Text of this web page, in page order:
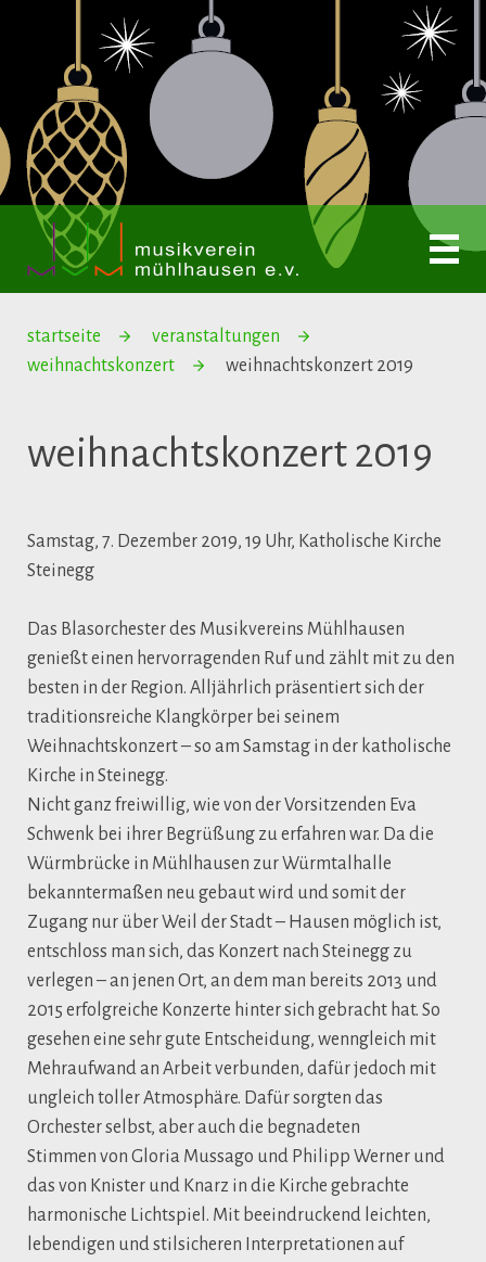
startseite
veranstaltungen
weihnachtskonzert
weihnachtskonzert 2019
weihnachtskonzert 2019
Samstag, 7. Dezember 2019, 19 Uhr, Katholische Kirche
Steinegg
Das Blasorchester des Musikvereins Mühlhausen
genießt einen hervorragenden Ruf und zählt mit zu den
besten in der Region. Alljährlich präsentiert sich der
traditionsreiche Klangkörper bei seinem
Weihnachtskonzert – so am Samstag in der katholische
Kirche in Steinegg.
Nicht ganz freiwillig, wie von der Vorsitzenden Eva
Schwenk bei ihrer Begrüßung zu erfahren war. Da die
Würmbrücke in Mühlhausen zur Würmtalhalle
bekanntermaßen neu gebaut wird und somit der
Zugang nur über Weil der Stadt – Hausen möglich ist,
entschloss man sich, das Konzert nach Steinegg zu
verlegen – an jenen Ort, an dem man bereits 2013 und
2015 erfolgreiche Konzerte hinter sich gebracht hat. So
gesehen eine sehr gute Entscheidung, wenngleich mit
Mehraufwand an Arbeit verbunden, dafür jedoch mit
ungleich toller Atmosphäre. Dafür sorgten das
Orchester selbst, aber auch die begnadeten
Stimmen von Gloria Mussago und Philipp Werner und
das von Knister und Knarz in die Kirche gebrachte
harmonische Lichtspiel. Mit beeindruckend leichten,
lebendigen und stilsicheren Interpretationen auf